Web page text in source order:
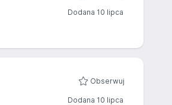
Dodana 10 lipca
Obserwuj
Dodana 10 lipca